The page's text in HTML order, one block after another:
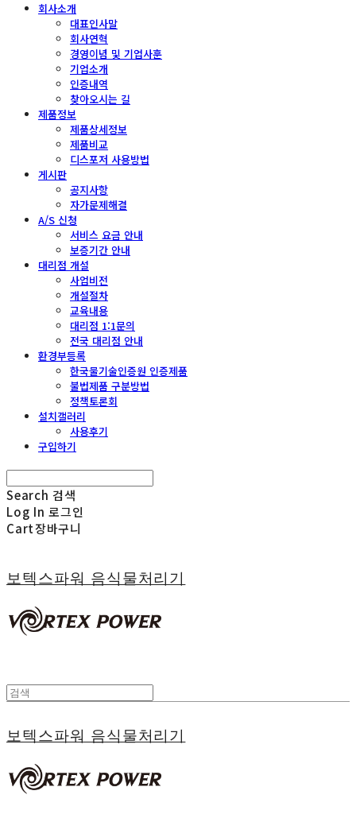
회사소개
대표인사말
회사연혁
경영이념 및 기업사훈
기업소개
인증내역
찾아오시는 길
제품정보
제품상세정보
제품비교
디스포저 사용방법
게시판
공지사항
자가문제해결
A/S 신청
서비스 요금 안내
보증기간 안내
대리점 개설
사업비전
개설절차
교육내용
대리점 1:1문의
전국 대리점 안내
환경부등록
한국물기술인증원 인증제품
불법제품 구분방법
정책토론회
설치갤러리
사용후기
구입하기
Search 검색
Log In 로그인
Cart장바구니
보텍스파워 음식물처리기
보텍스파워 음식물처리기